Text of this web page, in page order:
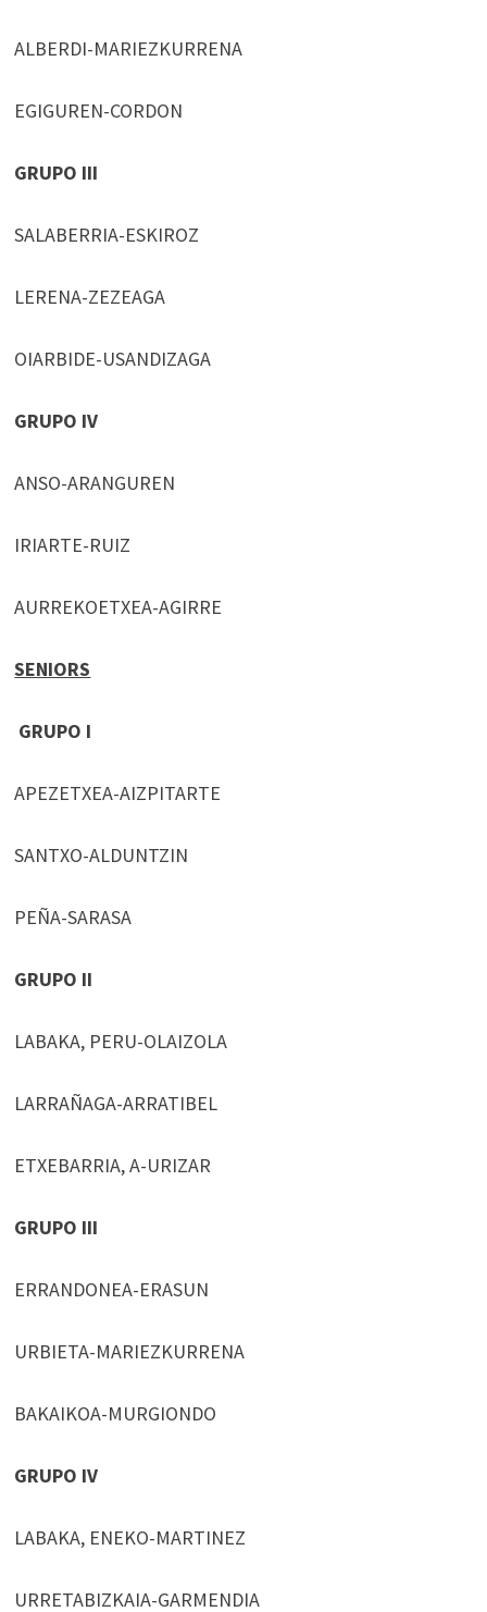
ALBERDI-MARIEZKURRENA
EGIGUREN-CORDON
GRUPO III
SALABERRIA-ESKIROZ
LERENA-ZEZEAGA
OIARBIDE-USANDIZAGA
GRUPO IV
ANSO-ARANGUREN
IRIARTE-RUIZ
AURREKOETXEA-AGIRRE
SENIORS
GRUPO I
APEZETXEA-AIZPITARTE
SANTXO-ALDUNTZIN
PEÑA-SARASA
GRUPO II
LABAKA, PERU-OLAIZOLA
LARRAÑAGA-ARRATIBEL
ETXEBARRIA, A-URIZAR
GRUPO III
ERRANDONEA-ERASUN
URBIETA-MARIEZKURRENA
BAKAIKOA-MURGIONDO
GRUPO IV
LABAKA, ENEKO-MARTINEZ
URRETABIZKAIA-GARMENDIA